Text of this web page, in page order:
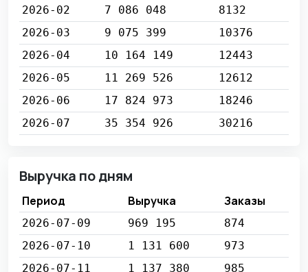
2026-02
7 086 048
8132
2026-03
9 075 399
10376
2026-04
10 164 149
12443
2026-05
11 269 526
12612
2026-06
17 824 973
18246
2026-07
35 354 926 30216
Выручка по дням
Период Выручка Заказы
2026-07-09 969 195
874
2026-07-10
1 131 600
973
2026-07-11
1 137 380
985